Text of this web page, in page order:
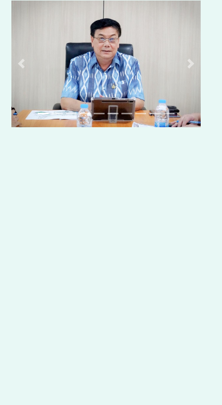
Previous Next